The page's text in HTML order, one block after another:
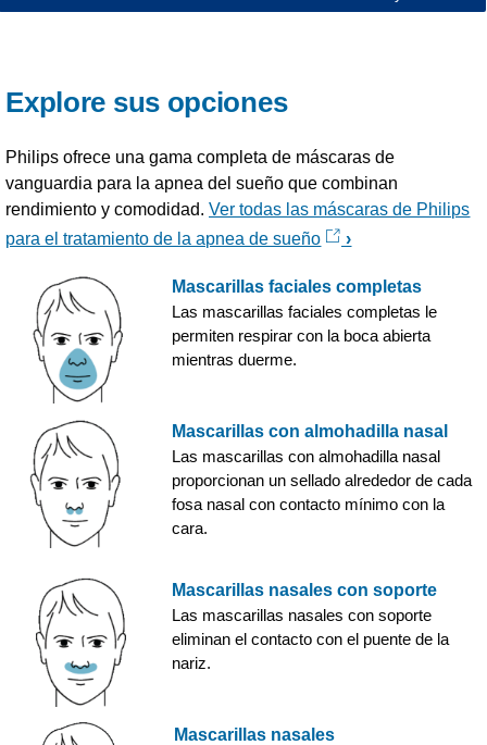
Explore sus opciones
Philips ofrece una gama completa de máscaras de
vanguardia para la apnea del sueño que combinan
rendimiento y comodidad. Ver todas las máscaras de Philips
para el tratamiento de la apnea de sueño
Mascarillas faciales completas
Las mascarillas faciales completas le
permiten respirar con la boca abierta
mientras duerme.
Mascarillas con almohadilla nasal
Las mascarillas con almohadilla nasal
proporcionan un sellado alrededor de cada
fosa nasal con contacto mínimo con la
cara.
Mascarillas nasales con soporte
Las mascarillas nasales con soporte
eliminan el contacto con el puente de la
nariz.
Mascarillas nasales